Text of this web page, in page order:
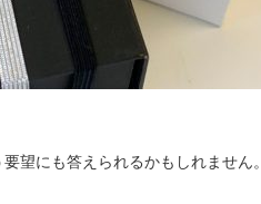
望にも答えられるかもしれません。